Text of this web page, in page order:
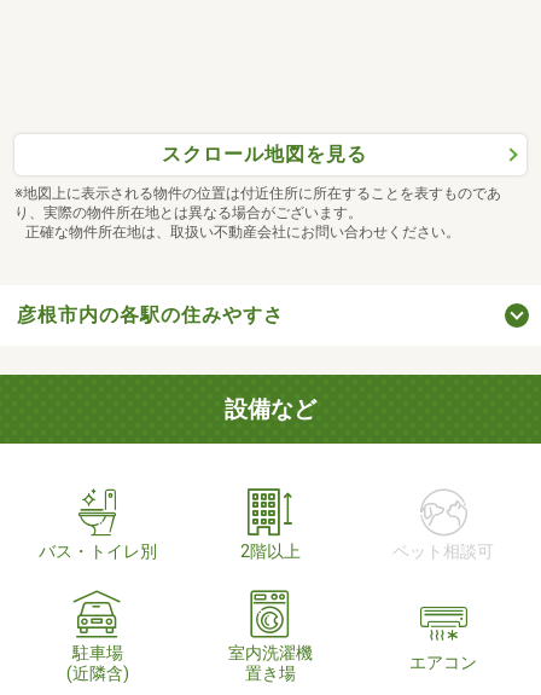
スクロール地図を見る
※地図上に表示される物件の位置は付近住所に所在することを表すものであ
り、実際の物件所在地とは異なる場合がございます。
正確な物件所在地は、取扱い不動産会社にお問い合わせください。
彦根市内の各駅の住みやすさ
設備など
バス・トイレ別 2階以上 ペット相談可
駐車場
(近隣含)
室内洗濯機
置き場
エアコン